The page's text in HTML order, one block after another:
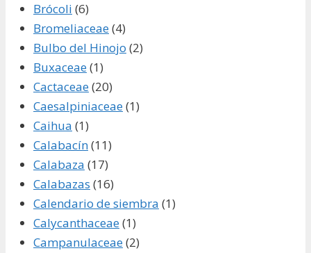
Brócoli (6)
Bromeliaceae(4)
Bulbo del Hinojo (2)
Buxaceae(1)
Cactaceae(20)
Caesalpiniaceae(1)
Caihua (1)
Calabacín(11)
Calabaza (17)
Calabazas (16)
Calendario de siembra (1)
Calycanthaceae(1)
Campanulaceae(2)